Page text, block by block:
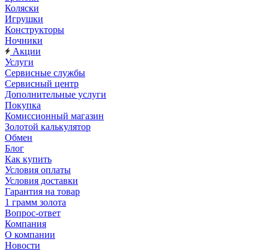
Коляски
Игрушки
Конструкторы
Ночники
Акции
Услуги
Сервисные службы
Сервисный центр
Дополнительные услуги
Покупка
Комиссионный магазин
Золотой калькулятор
Обмен
Блог
Как купить
Условия оплаты
Условия доставки
Гарантия на товар
1 грамм золота
Вопрос-ответ
Компания
О компании
Новости